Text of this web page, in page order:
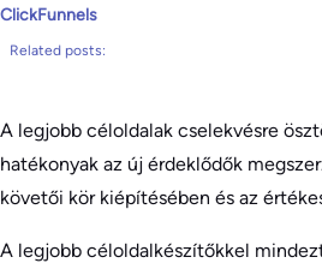
ClickFunnels
Related posts:
A legjobb céloldalak cselekvésre
hatékonyak az új érdeklődők
követői kör kiépítésében és az
A legjobb céloldalkészítőkkel